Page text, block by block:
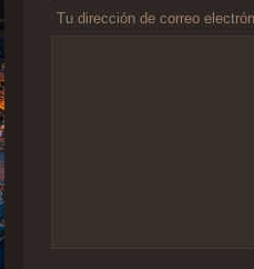
Tu dirección de correo